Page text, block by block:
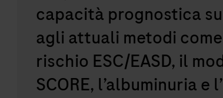
capacità prognostica
agli attuali metodi
rischio ESC/EASD, il
SCORE, l’albuminuria e